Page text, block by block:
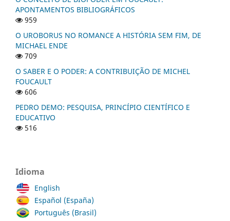
APONTAMENTOS BIBLIOGRÁFICOS
959
O UROBORUS NO ROMANCE A HISTÓRIA SEM FIM, DE
MICHAEL ENDE
709
O SABER E O PODER: A CONTRIBUIÇÃO DE MICHEL
FOUCAULT
606
PEDRO DEMO: PESQUISA, PRINCÍPIO CIENTÍFICO E
EDUCATIVO
516
Idioma
English
Español (España)
Português (Brasil)